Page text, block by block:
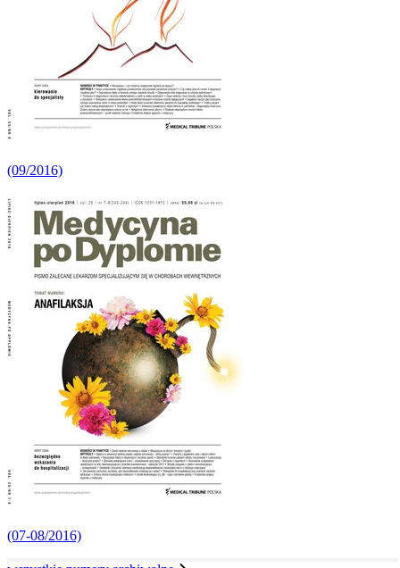
(09/2016)
(07-08/2016)